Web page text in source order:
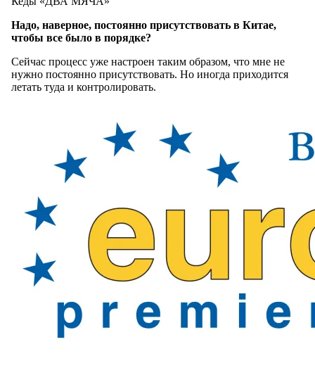
Надо, наверное, постоянно присутствовать в Китае,
чтобы все было в порядке?
Сейчас процесс уже настроен таким образом, что мне не
нужно постоянно присутствовать. Но иногда приходится
летать туда и контролировать.